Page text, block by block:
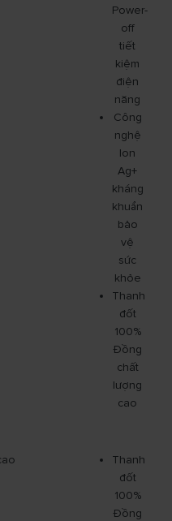
Power-
off
tiết
kiệm
điện
năng
Công
nghệ
Ion
Ag+
kháng
khuẩn
bảo
vệ
sức
khỏe
Thanh
đốt
100%
Đồng
chất
lượng
cao
Thanh
đốt
100%
Đồng